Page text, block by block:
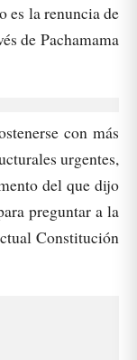
es la renuncia de
de Pachamama
con más
urgentes,
del que dijo
preguntar a la
Constitución